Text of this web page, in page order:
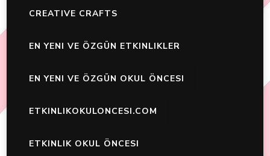
CREATIVE CRAFTS
EN YENI VE ÖZGÜN ETKINLIKLER
EN YENI VE ÖZGÜN OKUL ÖNCESI
ETKINLIKOKULONCESI.COM
ETKINLIK OKUL ÖNCESI